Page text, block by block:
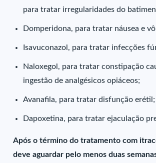
para tratar irregularidades do
Domperidona, para tratar náusea e
Isavuconazol, para tratar infecções
Naloxegol, para tratar constipação
ingestão de analgésicos opiáceos;
Avanafila, para tratar disfunção erétil;
Dapoxetina, para tratar ejaculação
Após o término do tratamento com
deve aguardar pelo menos duas